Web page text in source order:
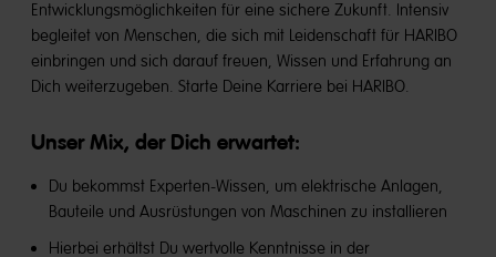
Entwicklungsmöglichkeiten für eine sichere Zukunft. Intensiv
begleitet von Menschen, die sich mit Leidenschaft für HARIBO
einbringen und sich darauf freuen, Wissen und Erfahrung an
Dich weiterzugeben. Starte Deine Karriere bei HARIBO.
Unser Mix, der Dich erwartet:
Du bekommst Experten-Wissen, um elektrische Anlagen,
Bauteile und Ausrüstungen von Maschinen zu installieren
Hierbei erhältst Du wertvolle Kenntnisse in der